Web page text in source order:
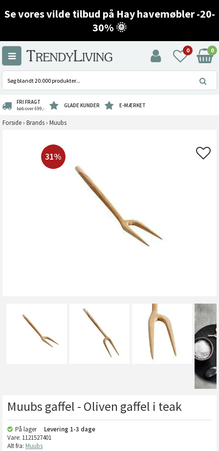
Se vores vilde tilbud på Hay havemøbler -20-
30% 🌞
0 0
FRI FRAGT
køb over 699,- GLADE KUNDER E-MÆRKET
Forside › Brands › Muubs
31%
Muubs gaffel - Oliven gaffel i teak
På lager Levering 1-3 dage
Vare: 1121527401
Alt fra: Muubs